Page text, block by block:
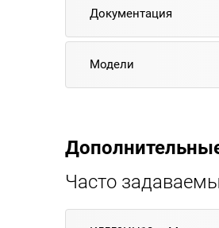
Документация
Модели
Часто